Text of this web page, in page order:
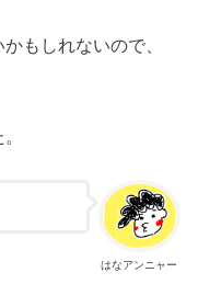
もしれないので、
はなアンニャー